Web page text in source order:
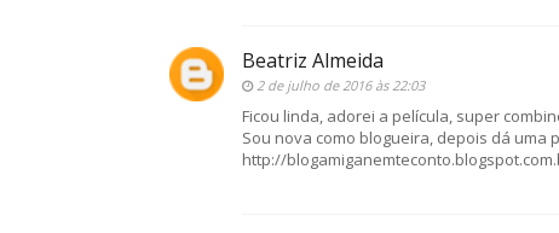
Beatriz Almeida
2 de julho de 2016 às 22:03
Ficou linda, adorei a película, super
Sou nova como blogueira, depois dá uma
http://